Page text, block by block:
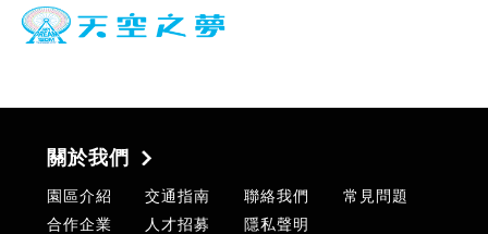
關於我們
園區介紹 交通指南 聯絡我們
常見問題
合作企業
人才招募 隱私聲明